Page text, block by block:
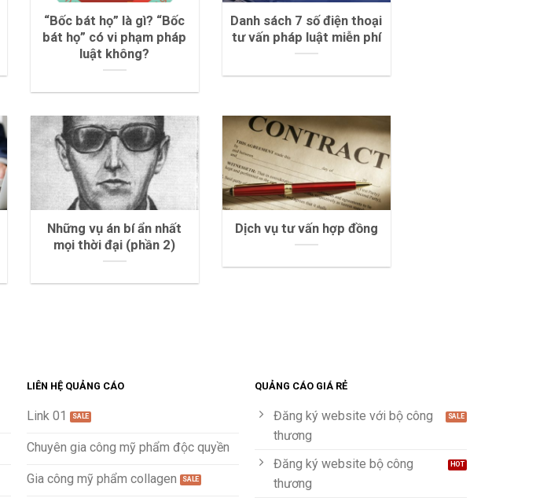
“Bốc bát họ” là gì? “Bốc
bát họ” có vi phạm pháp
luật không?
Danh sách 7 số điện thoại
tư vấn pháp luật miễn phí
Những vụ án bí ẩn nhất
mọi thời đại (phần 2)
Dịch vụ tư vấn hợp đồng
LIÊN HỆ QUẢNG CÁO
Link 01
Chuyên gia công mỹ phẩm độc quyền
Gia công mỹ phẩm collagen
QUẢNG CÁO GIÁ RẺ
Đăng ký website với bộ công
thương
Đăng ký website bộ công
thương